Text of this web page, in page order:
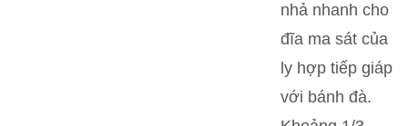
nhả nhanh cho
đĩa ma sát của
ly hợp tiếp giáp
với bánh đà.